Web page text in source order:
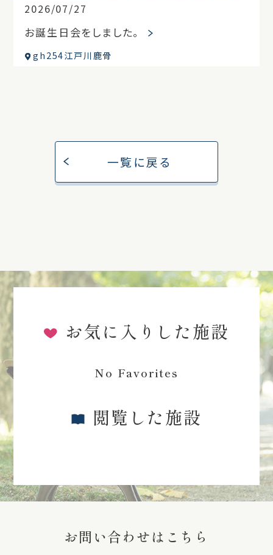
2026/07/27
お誕生日会をしました。
gh254江戸川鹿骨
一覧に戻る
お気に入りした施設
No Favorites
閲覧した施設
お問い合わせはこちら